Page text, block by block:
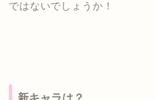
ではないでしょうか！